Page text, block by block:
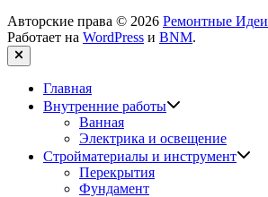
Авторские права © 2026 Ремонтные Идеи
Работает на WordPress и BNM.
Закрыть
Главная
Внутренние работы
Ванная
Электрика и освещение
Стройматериалы и инструмент
Перекрытия
Фундамент